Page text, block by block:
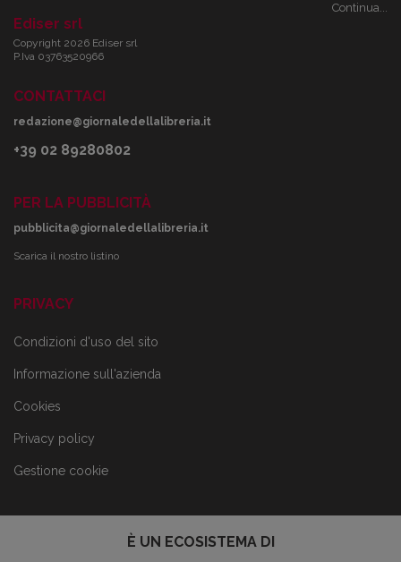
Continua...
Ediser srl
Copyright 2026 Ediser srl
P.Iva 03763520966
CONTATTACI
redazione@giornaledellalibreria.it
+39 02 89280802
PER LA PUBBLICITÀ
pubblicita@giornaledellalibreria.it
Scarica il nostro listino
PRIVACY
Condizioni d'uso del sito
Informazione sull'azienda
Cookies
Privacy policy
Gestione cookie
È UN ECOSISTEMA DI